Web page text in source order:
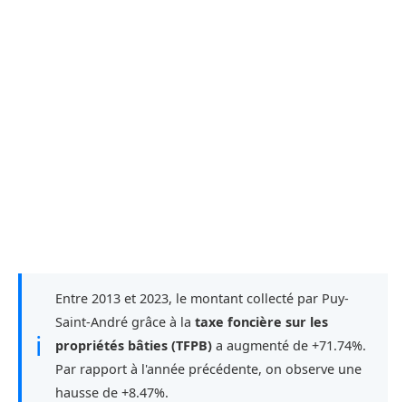
ℹ
Entre 2013 et 2023, le montant collecté par Puy-
Saint-André grâce à la taxe foncière sur les
propriétés bâties (TFPB) a augmenté de +71.74%.
Par rapport à l'année précédente, on observe une
hausse de +8.47%.